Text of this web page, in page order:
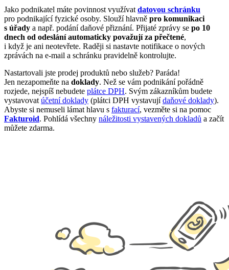
Jako podnikatel máte povinnost využívat datovou schránku
pro podnikající fyzické osoby. Slouží hlavně pro komunikaci
s úřady a např. podání daňové přiznání. Přijaté zprávy se po 10
dnech od odeslání automaticky považují za přečtené,
i když je ani neotevřete. Raději si nastavte notifikace o nových
zprávách na e-mail a schránku pravidelně kontrolujte.
Nastartovali jste prodej produktů nebo služeb? Paráda!
Jen nezapomeňte na doklady. Než se vám podnikání pořádně
rozjede, nejspíš nebudete plátce DPH. Svým zákazníkům budete
vystavovat účetní doklady (plátci DPH vystavujídaňové doklady).
Abyste si nemuseli lámat hlavu s fakturací, vezměte si na pomoc
Fakturoid. Pohlídá všechny náležitosti vystavených dokladů a začít
můžete zdarma.